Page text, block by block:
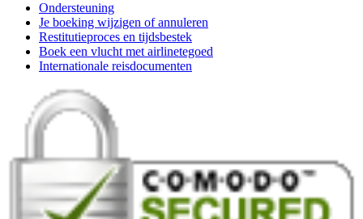
Ondersteuning
Je boeking wijzigen of annuleren
Restitutieproces en tijdsbestek
Boek een vlucht met airlinetegoed
Internationale reisdocumenten